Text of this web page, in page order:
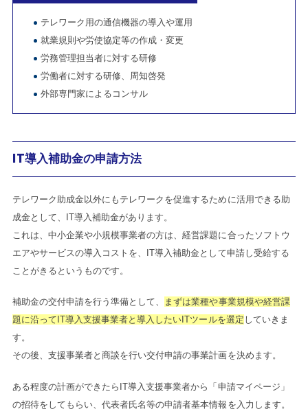
テレワーク用の通信機器の導入や運用
就業規則や労使協定等の作成・変更
労務管理担当者に対する研修
労働者に対する研修、周知啓発
外部専門家によるコンサル
IT導入補助金の申請方法
テレワーク助成金以外にもテレワークを促進するために活用できる助
成金として、IT導入補助金があります。
これは、中小企業や小規模事業者の方は、経営課題に合ったソフトウ
エアやサービスの導入コストを、IT導入補助金として申請し受給する
ことがきるというものです。
補助金の交付申請を行う準備として、
まずは業種や事業規模や経営課
題に沿ってIT導入支援事業者と導入したいITツールを選定 していきま
す。
その後、支援事業者と商談を行い交付申請の事業計画を決めます。
ある程度の計画ができたらIT導入支援事業者から「申請マイページ」
の招待をしてもらい、代表者氏名等の申請者基本情報を入力します。